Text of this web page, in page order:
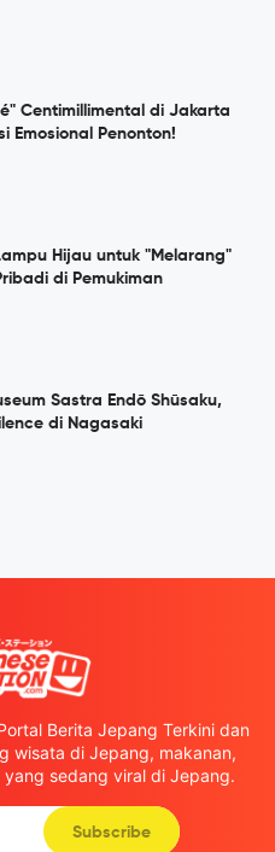
Centimillimental di Jakarta
Emosional Penonton!
Hijau untuk "Melarang"
di Pemukiman
Sastra Endō Shūsaku,
di Nagasaki
Berita Jepang Terkini dan
wisata di Jepang, makanan,
sedang viral di Jepang.
Subscribe